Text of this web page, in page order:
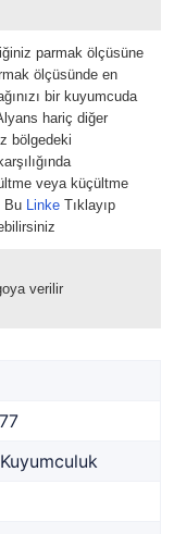
parmak ölçüsüne
ölçüsünde en
bir kuyumcuda
hariç diğer
bölgedeki
veya küçültme
Bu Linke Tıklayıp
verilir